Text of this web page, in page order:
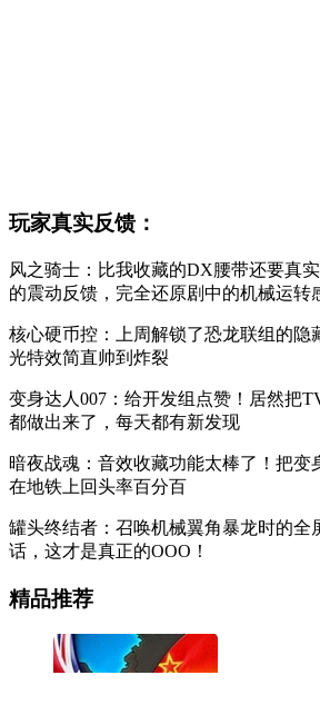
玩家真实反馈：
风之骑士：比我收藏的DX腰带还要真
的震动反馈，完全还原剧中的机械运转
核心硬币控：上周解锁了恐龙联组的隐
光特效简直帅到炸裂
变身达人007：给开发组点赞！居然把
都做出来了，每天都有新发现
暗夜战魂：音效收藏功能太棒了！把变
在地铁上回头率百分百
罐头终结者：召唤机械翼角暴龙时的全
话，这才是真正的OOO！
精品推荐